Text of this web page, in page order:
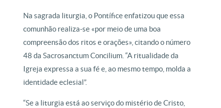
Na sagrada liturgia, o Pontífice enfatizou que essa
comunhão realiza-se «por meio de uma boa
compreensão dos ritos e orações», citando o número
48 da Sacrosanctum Concilium. “A ritualidade da
Igreja expressa a sua fé e, ao mesmo tempo, molda a
identidade eclesial”.
“Se a liturgia está ao serviço do mistério de Cristo,